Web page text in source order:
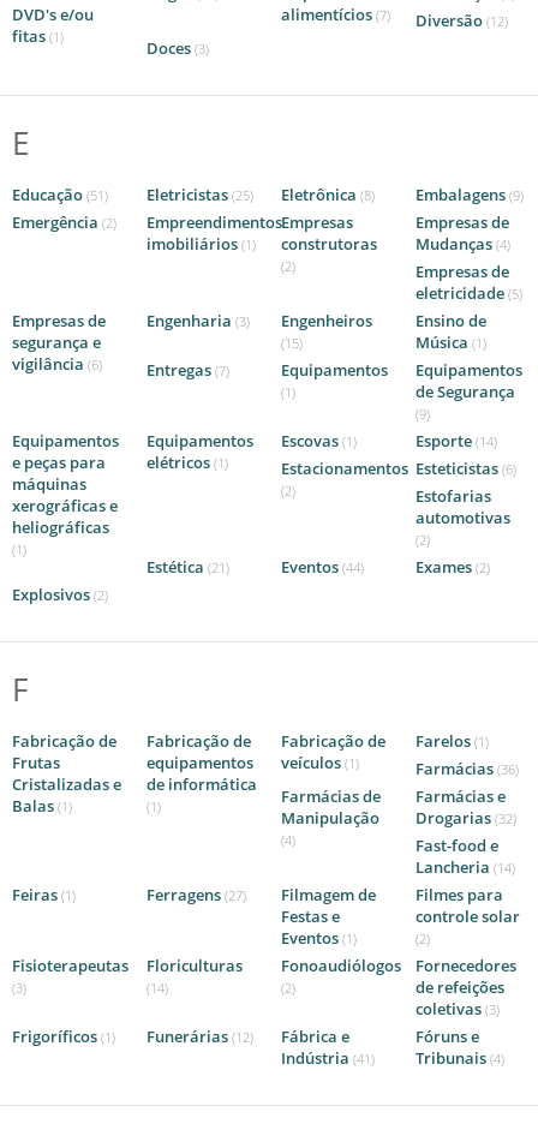
DVD's e/ou
fitas (1)
alimentícios (7) Diversão (12)
Doces (3)
E
Educação (51) Eletricistas (25) Eletrônica (8) Embalagens (9)
Emergência (2)
Empreendimentos
imobiliários (1)
Empresas
construtoras
(2)
Empresas de
Mudanças (4)
Empresas de
eletricidade (5)
Empresas de
segurança e
vigilância (6)
Engenharia (3) Engenheiros
(15)
Ensino de
Música (1)
Entregas (7) Equipamentos
(1)
Equipamentos
de Segurança
(9)
Equipamentos
e peças para
máquinas
xerográficas e
heliográficas
(1)
Equipamentos
elétricos (1)
Escovas (1) Esporte (14)
Estacionamentos
(2)
Esteticistas (6)
Estofarias
automotivas
(2)
Estética (21) Eventos (44) Exames (2)
Explosivos (2)
F
Fabricação de
Frutas
Cristalizadas e
Balas (1)
Fabricação de
equipamentos
de informática
(1)
Fabricação de
veículos (1)
Farelos (1)
Farmácias (36)
Farmácias de
Manipulação
(4)
Farmácias e
Drogarias (32)
Fast-food e
Lancheria (14)
Feiras (1) Ferragens (27)
Filmagem de
Festas e
Eventos (1)
Filmes para
controle solar
(2)
Fisioterapeutas
(3)
Floriculturas
(14)
Fonoaudiólogos
(2)
Fornecedores
de refeições
coletivas (3)
Frigoríficos (1) Funerárias (12)
Fábrica e
Indústria (41)
Fóruns e
Tribunais (4)